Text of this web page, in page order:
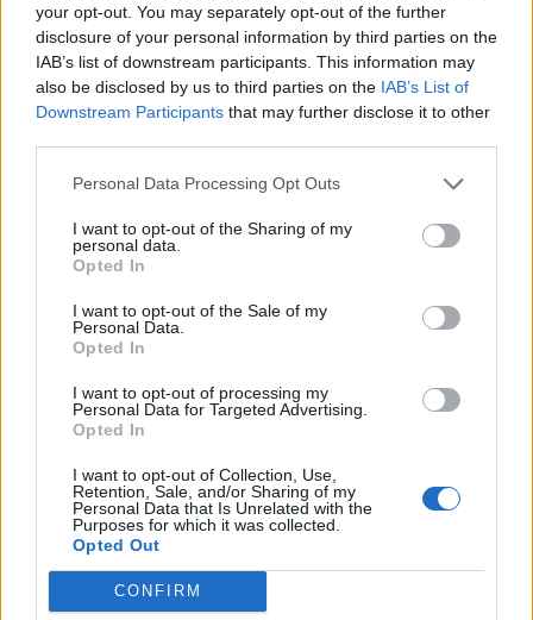
your opt-out. You may separately opt-out of the further
disclosure of your personal information by third parties on the
IAB’s list of downstream participants. This information may
also be disclosed by us to third parties on the IAB’s List of
Downstream Participants that may further disclose it to other
Personal Data Processing Opt Outs
I want to opt-out of the Sharing of my
personal data.
Opted In
I want to opt-out of the Sale of my
Personal Data.
Opted In
I want to opt-out of processing my
Personal Data for Targeted Advertising.
Opted In
I want to opt-out of Collection, Use,
Retention, Sale, and/or Sharing of my
Personal Data that Is Unrelated with the
Purposes for which it was collected.
Opted Out
CONFIRM
standa48
před 2 dny
HANIČKO KOČKO MOJE